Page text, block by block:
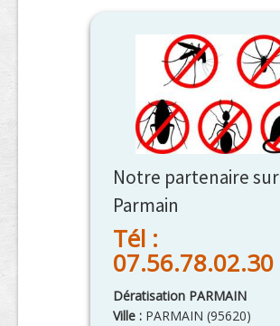
Notre partenaire sur
Parmain
Tél :
07.56.78.02.30
Dératisation PARMAIN
Ville : PARMAIN (95620)